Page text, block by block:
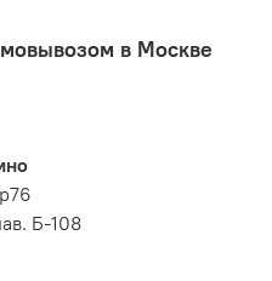
в Москве
Б-108